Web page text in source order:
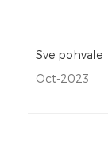
Sve pohvale
Oct-2023